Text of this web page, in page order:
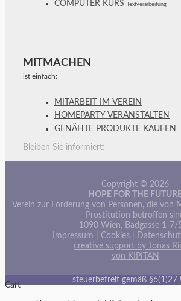
COMPUTER KURS Textverarbeitung
MITMACHEN
ist einfach:
MITARBEIT IM VEREIN
HOMEPARTY VERANSTALTEN
GENÄHTE PRODUKTE KAUFEN
Bleiben Sie informiert:
Copyright © 2026
HOPE FOR THE
Verein zur Förderung von Personen, die von
Prostitution betroffen
1090 Wien, Badgasse 1-7/
Impressum
Cookies|
creative support by Jonas
von KIPITAN
steuerbefreit gemäß §6(1)27
Cart